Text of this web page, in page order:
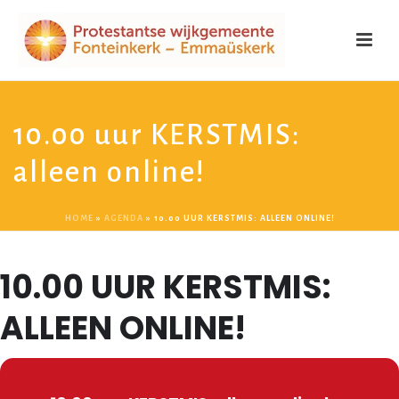
10.00 uur KERSTMIS:
alleen online!
HOME » AGENDA » 10.00 UUR KERSTMIS: ALLEEN ONLINE!
10.00 UUR KERSTMIS:
ALLEEN ONLINE!